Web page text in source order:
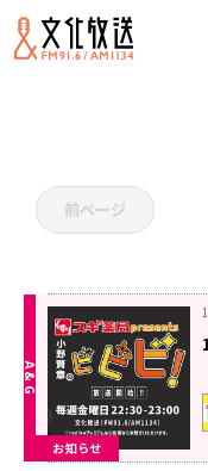
前ページ
お知らせ